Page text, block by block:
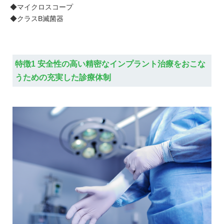
◆マイクロスコープ
◆クラスB滅菌器
特徴1 安全性の高い精密なインプラント治療をおこな
うための充実した診療体制